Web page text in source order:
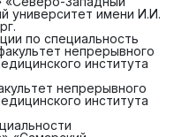
университет имени И.И.
по специальность
непрерывного
института
непрерывного
института